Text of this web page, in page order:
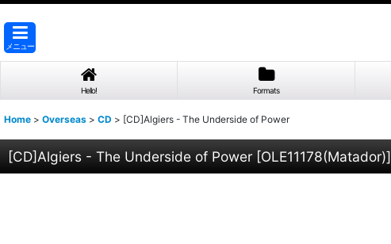
メニュー
Hello! Formats
Home > Overseas > CD > [CD]Algiers - The Underside of Power
[CD]Algiers - The Underside of Power [OLE11178(Matador)]